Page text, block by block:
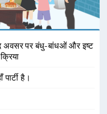
अवसर पर बंधु-बांधओं और इष्ट
है।